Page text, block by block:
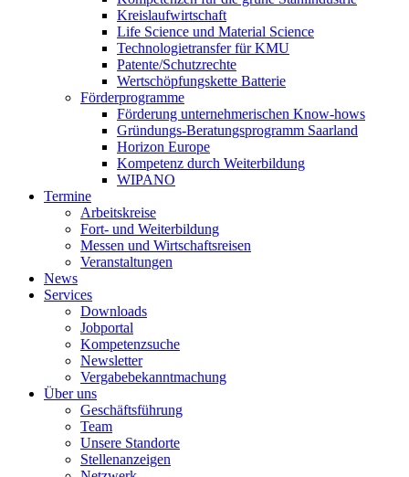
Kreislaufwirtschaft
Life Science und Material Science
Technologietransfer für KMU
Patente/Schutzrechte
Wertschöpfungskette Batterie
Förderprogramme
Förderung unternehmerischen Know-hows
Gründungs-Beratungsprogramm Saarland
Horizon Europe
Kompetenz durch Weiterbildung
WIPANO
Termine
Arbeitskreise
Fort- und Weiterbildung
Messen und Wirtschaftsreisen
Veranstaltungen
News
Services
Downloads
Jobportal
Kompetenzsuche
Newsletter
Vergabebekanntmachung
Über uns
Geschäftsführung
Team
Unsere Standorte
Stellenanzeigen